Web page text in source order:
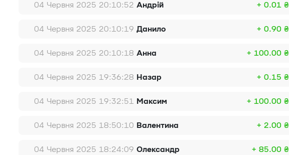
04 Червня 2025 20:10:52 Андрій + 0.01 ₴
04 Червня 2025 20:10:19 Данило + 0.90 ₴
04 Червня 2025 20:10:18 Анна + 100.00 ₴
04 Червня 2025 19:36:28 Назар + 0.15 ₴
04 Червня 2025 19:32:51 Максим + 100.00 ₴
04 Червня 2025 18:50:10 Валентина + 2.00 ₴
04 Червня 2025 18:24:09 Олександр + 85.00 ₴